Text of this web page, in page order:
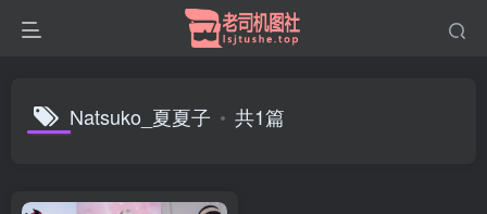
Natsuko_夏夏子 共1篇